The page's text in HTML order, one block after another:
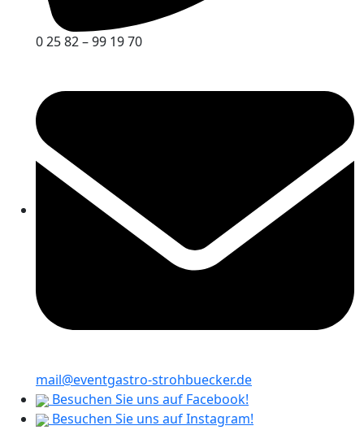
0 25 82 – 99 19 70
mail@eventgastro-strohbuecker.de
Besuchen Sie uns auf Facebook!
Besuchen Sie uns auf Instagram!